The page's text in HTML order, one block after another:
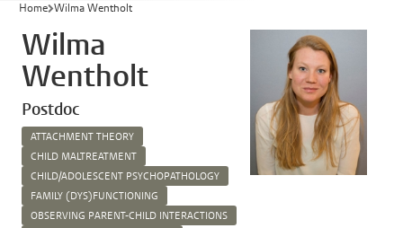
Home Wilma Wentholt
Wilma
Wentholt
Postdoc
ATTACHMENT THEORY
CHILD MALTREATMENT
CHILD/ADOLESCENT PSYCHOPATHOLOGY
FAMILY (DYS)FUNCTIONING
OBSERVING PARENT-CHILD INTERACTIONS